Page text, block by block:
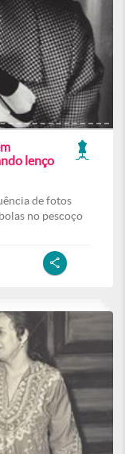
lenço
de fotos
no pescoço